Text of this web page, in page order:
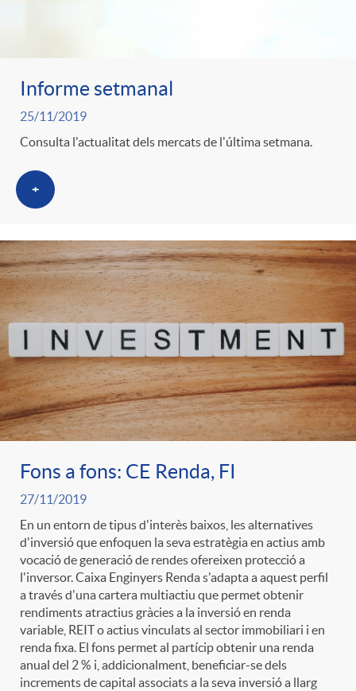
Informe setmanal
25/11/2019
Consulta l'actualitat dels mercats de l'última setmana.
+
Fons a fons: CE Renda, FI
27/11/2019
En un entorn de tipus d'interès baixos, les alternatives
d'inversió que enfoquen la seva estratègia en actius amb
vocació de generació de rendes ofereixen protecció a
l'inversor. Caixa Enginyers Renda s'adapta a aquest perfil
a través d'una cartera multiactiu que permet obtenir
rendiments atractius gràcies a la inversió en renda
variable, REIT o actius vinculats al sector immobiliari i en
renda fixa. El fons permet al partícip obtenir una renda
anual del 2 % i, addicionalment, beneficiar-se dels
increments de capital associats a la seva inversió a llarg